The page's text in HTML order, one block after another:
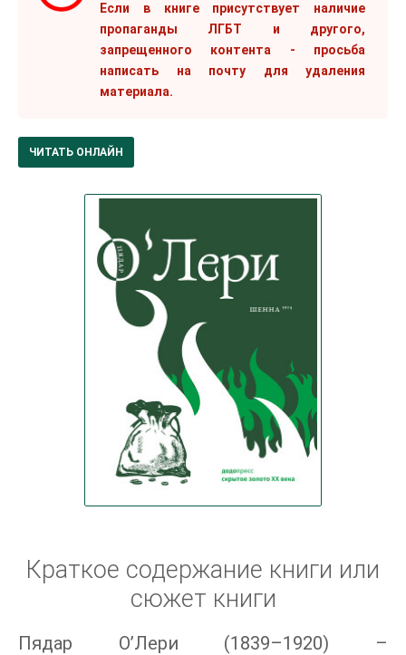
Если в книге присутствует наличие
пропаганды ЛГБТ и другого,
запрещенного контента - просьба
написать на почту для удаления
материала.
ЧИТАТЬ ОНЛАЙН
Краткое содержание книги или
сюжет книги
Пядар О’Лери (1839–1920) –